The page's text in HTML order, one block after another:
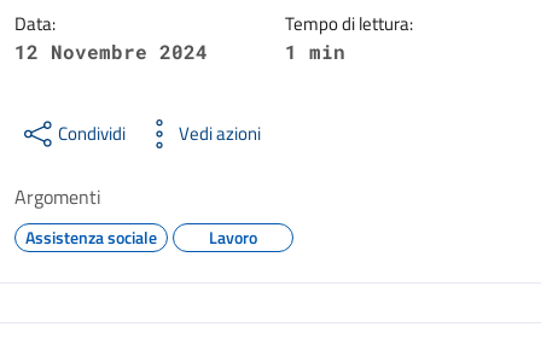
Data:
12 Novembre 2024
Tempo di lettura:
1 min
Condividi Vedi azioni
Argomenti
Assistenza sociale Lavoro